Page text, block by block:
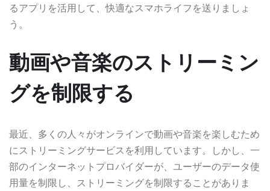
るアプリを活用して、快適なスマホライフを送りましょ
う。
動画や音楽のストリーミン
グを制限する
最近、多くの人々がオンラインで動画や音楽を楽しむため
にストリーミングサービスを利用しています。しかし、一
部のインターネットプロバイダーが、ユーザーのデータ使
用量を制限し、ストリーミングを制限することがありま